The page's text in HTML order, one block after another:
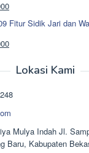
Harga
saat
ini
adalah:
Fitur Sidik Jari dan
Harga
Rp1.378.000.
Lokasi Kami
Mulya Indah Jl.
Baru, Kabupaten